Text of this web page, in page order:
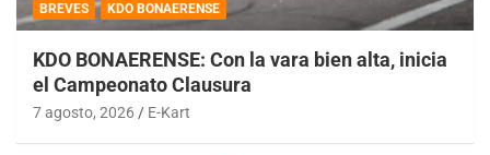
BREVES KDO BONAERENSE
KDO BONAERENSE: Con la vara bien alta, inicia
el Campeonato Clausura
7 agosto, 2026 E-Kart